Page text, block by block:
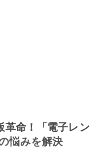
革命！「電子レン
悩みを解決